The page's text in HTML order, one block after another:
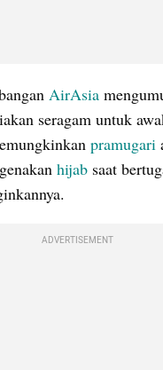
AirAsia
seragam untuk
pramugari
hijab saat
ADVERTISEMENT